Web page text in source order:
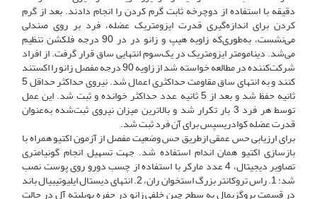
دقیقه با استفاده از دوچرخه ثابت گرم کردن را انجام دادند. بعد از گرم
کردن برای اندازه‌گیری قدرت ایزومتریک عضله، فرد بر روی صندلی
می‌نشست، به‌طوری‌که زاویه هیپ و زانو در در 90 درجه فلکشن تنظیم
می‌شد. دینامومتر ایزومتریک در یک‌سوم انتهایی ساق قرار گرفت. از افراد
شرکت‌کننده در مطالعه خواسته شد از زاویه 90 درجه مفصل زانو را اکستند
کنند و به انتهای ساق مقاومت حداکثری اعمال شد. نیروی حداکثر حداقل 5
ثانیه حفظ شد و بعد از 5 ثانیه عدد حداکثر خوانده و ثبت شد. این عمل
توسط هر فرد 3 بار تکرار شد و بالاترین میزان نیروی ثبت‌شده به‌عنوان
قدرت عضله کوادریسپس برای آن فرد ثبت شد.
برای ارزیابی حس عمقی ازطریق حس وضعیت مفصل از آزمون اکتیو همراه با
بازسازی اکتیو همان اندام استفاده شد. جهت تسهیل انجام گونیامتری
تصاویر دیجیتال، 4 عدد مارکر با استفاده از چسب دورو روی پوست نصب
شد: 1. راس تروکانتر بزرگ استخوان ران، 2. انتهای دیستال ایلیوتیبیال باند
در قسمت پروگزیمال به سطح چین خلفی زانو در حفره پوپلیته آل در حالت